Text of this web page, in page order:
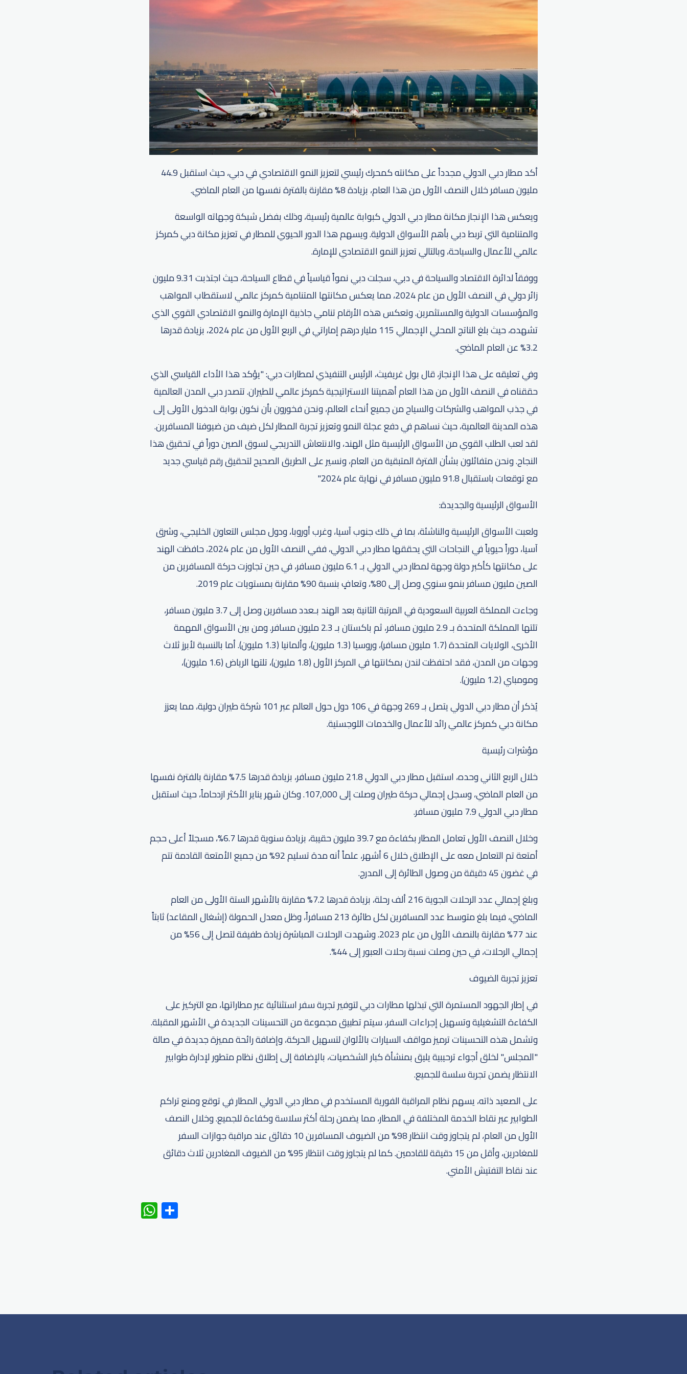
أكد مطار دبي الدولي مجدداً على مكانته كمحرك رئيسي لتعزيز النمو الاقتصادي في دبي، حيث استقبل 44.9
مليون مسافر خلال النصف الأول من هذا العام، بزيادة 8% مقارنة بالفترة نفسها من العام الماضي.
ويعكس هذا الإنجاز مكانة مطار دبي الدولي كبوابة عالمية رئيسية، وذلك بفضل شبكة وجهاته الواسعة
والمتنامية التي تربط دبي بأهم الأسواق الدولية. ويسهم هذا الدور الحيوي للمطار في تعزيز مكانة دبي كمركز
عالمي للأعمال والسياحة، وبالتالي تعزيز النمو الاقتصادي للإمارة.
ووفقاً لدائرة الاقتصاد والسياحة في دبي، سجلت دبي نمواً قياسياً في قطاع السياحة، حيث اجتذبت 9.31 مليون
زائر دولي في النصف الأول من عام 2024، مما يعكس مكانتها المتنامية كمركز عالمي لاستقطاب المواهب
والمؤسسات الدولية والمستثمرين. وتعكس هذه الأرقام تنامي جاذبية الإمارة والنمو الاقتصادي القوي الذي
تشهده، حيث بلغ الناتج المحلي الإجمالي 115 مليار درهم إماراتي في الربع الأول من عام 2024، بزيادة قدرها
3.2% عن العام الماضي.
وفي تعليقه على هذا الإنجاز، قال بول غريفيث، الرئيس التنفيذي لمطارات دبي: "يؤكد هذا الأداء القياسي الذي
حققناه في النصف الأول من هذا العام أهميتنا الاستراتيجية كمركز عالمي للطيران. تتصدر دبي المدن العالمية
في جذب المواهب والشركات والسياح من جميع أنحاء العالم، ونحن فخورون بأن نكون بوابة الدخول الأولى إلى
هذه المدينة العالمية، حيث نساهم في دفع عجلة النمو وتعزيز تجربة المطار لكل ضيف من ضيوفنا المسافرين.
لقد لعب الطلب القوي من الأسواق الرئيسية مثل الهند، والانتعاش التدريجي لسوق الصين دوراً في تحقيق هذا
النجاح. ونحن متفائلون بشأن الفترة المتبقية من العام، ونسير على الطريق الصحيح لتحقيق رقم قياسي جديد
مع توقعات باستقبال 91.8 مليون مسافر في نهاية عام 2024."
الأسواق الرئيسية والجديدة:
ولعبت الأسواق الرئيسية والناشئة، بما في ذلك جنوب آسيا، وغرب أوروبا، ودول مجلس التعاون الخليجي، وشرق
آسيا، دوراً حيوياً في النجاحات التي يحققها مطار دبي الدولي، ففي النصف الأول من عام 2024، حافظت الهند
على مكانتها كأكبر دولة وجهة لمطار دبي الدولي بـ 6.1 مليون مسافر، في حين تجاوزت حركة المسافرين من
الصين مليون مسافر بنمو سنوي وصل إلى 80%، وتعافٍ بنسبة 90% مقارنة بمستويات عام 2019.
وجاءت المملكة العربية السعودية في المرتبة الثانية بعد الهند بـعدد مسافرين وصل إلى 3.7 مليون مسافر،
تلتها المملكة المتحدة بـ 2.9 مليون مسافر، ثم باكستان بـ 2.3 مليون مسافر. ومن بين الأسواق المهمة
الأخرى، الولايات المتحدة (1.7 مليون مسافر)، وروسيا (1.3 مليون)، وألمانيا (1.3 مليون). أما بالنسبة لأبرز ثلاث
وجهات من المدن، فقد احتفظت لندن بمكانتها في المركز الأول (1.8 مليون)، تلتها الرياض (1.6 مليون)،
ومومباي (1.2 مليون).
يُذكر أن مطار دبي الدولي يتصل بـ 269 وجهة في 106 دول حول العالم عبر 101 شركة طيران دولية، مما يعزز
مكانة دبي كمركز عالمي رائد للأعمال والخدمات اللوجستية.
مؤشرات رئيسية
خلال الربع الثاني وحده، استقبل مطار دبي الدولي 21.8 مليون مسافر، بزيادة قدرها 7.5% مقارنة بالفترة نفسها
من العام الماضي، وسجل إجمالي حركة طيران وصلت إلى 107,000. وكان شهر يناير الأكثر ازدحاماً، حيث استقبل
مطار دبي الدولي 7.9 مليون مسافر.
وخلال النصف الأول تعامل المطار بكفاءة مع 39.7 مليون حقيبة، بزيادة سنوية قدرها 6.7%، مسجلاً أعلى حجم
أمتعة تم التعامل معه على الإطلاق خلال 6 أشهر، علماً أنه مدة تسليم 92% من جميع الأمتعة القادمة تتم
في غضون 45 دقيقة من وصول الطائرة إلى المدرج.
وبلغ إجمالي عدد الرحلات الجوية 216 ألف رحلة، بزيادة قدرها 7.2% مقارنة بالأشهر الستة الأولى من العام
الماضي، فيما بلغ متوسط ​​عدد المسافرين لكل طائرة 213 مسافراً، وظل معدل الحمولة (إشغال المقاعد) ثابتاً
عند 77% مقارنة بالنصف الأول من عام 2023. وشهدت الرحلات المباشرة زيادة طفيفة لتصل إلى 56% من
إجمالي الرحلات، في حين وصلت نسبة رحلات العبور إلى 44%.
تعزيز تجربة الضيوف
في إطار الجهود المستمرة التي تبذلها مطارات دبي لتوفير تجربة سفر استثنائية عبر مطاراتها، مع التركيز على
الكفاءة التشغيلية وتسهيل إجراءات السفر، سيتم تطبيق مجموعة من التحسينات الجديدة في الأشهر المقبلة.
وتشمل هذه التحسينات ترميز مواقف السيارات بالألوان لتسهيل الحركة، وإضافة رائحة مميزة جديدة في صالة
"المجلس" لخلق أجواء ترحيبية يليق بمنشأة كبار الشخصيات، بالإضافة إلى إطلاق نظام متطور لإدارة طوابير
الانتظار يضمن تجربة سلسة للجميع.
على الصعيد ذاته، يسهم نظام المراقبة الفورية المستخدم في مطار دبي الدولي المطار في توقع ومنع تراكم
الطوابير عبر نقاط الخدمة المختلفة في المطار، مما يضمن رحلة أكثر سلاسة وكفاءة للجميع. وخلال النصف
الأول من العام، لم يتجاوز وقت انتظار 98% من الضيوف المسافرين 10 دقائق عند مراقبة جوازات السفر
للمغادرين، وأقل من 15 دقيقة للقادمين. كما لم يتجاوز وقت انتظار 95% من الضيوف المغادرين ثلاث دقائق
عند نقاط التفتيش الأمني.
WhatsApp